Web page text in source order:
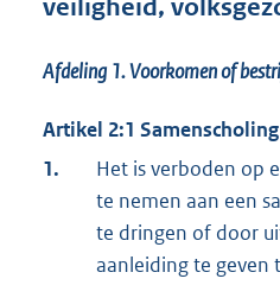
veiligheid,
Afdeling 1.Voorkomen of
Artikel 2:1
1.
Het is verboden op
te nemen aan een
te dringen of door
aanleiding te geven